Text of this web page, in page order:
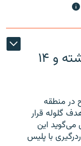
تیراندازی در تورنتو یک نفر کشته و ۱۴
در منطقه
شهر کانادا،۱۴ نفر هدف گلوله قرار
می‌گوید این
با پلیس